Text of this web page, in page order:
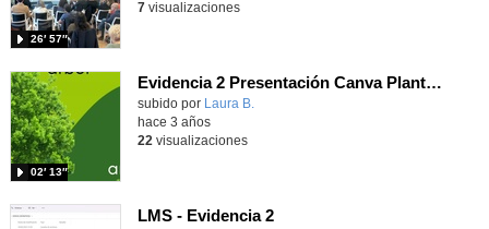
26′ 57″
7visualizaciones
Evidencia 2 Presentación Canva Plantas
subido por Laura B.
02′ 13″
hace 3 años
22 visualizaciones
LMS - Evidencia 2